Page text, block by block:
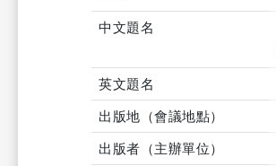
中文題名
英文題名
出版地（會議地點）
出版者（主辦單位）